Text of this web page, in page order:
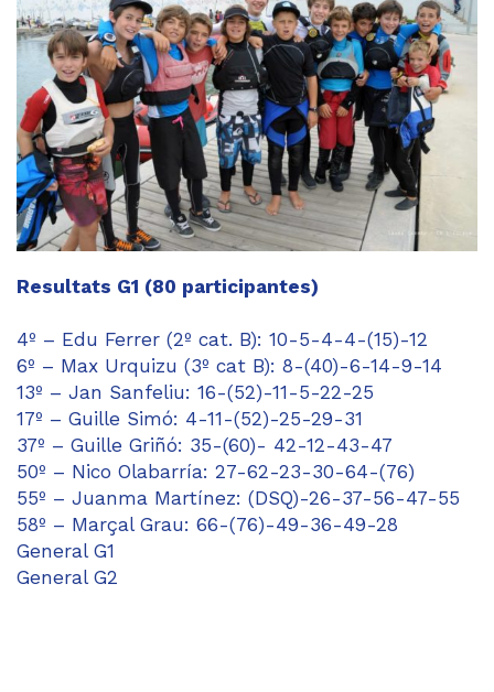
Resultats G1 (80 participantes)
4º – Edu Ferrer (2º cat. B): 10-5-4-4-(15)-12
6º – Max Urquizu (3º cat B): 8-(40)-6-14-9-14
13º – Jan Sanfeliu: 16-(52)-11-5-22-25
17º – Guille Simó: 4-11-(52)-25-29-31
37º – Guille Griñó: 35-(60)- 42-12-43-47
50º – Nico Olabarría: 27-62-23-30-64-(76)
55º – Juanma Martínez: (DSQ)-26-37-56-47-55
58º – Marçal Grau: 66-(76)-49-36-49-28
General G1
General G2